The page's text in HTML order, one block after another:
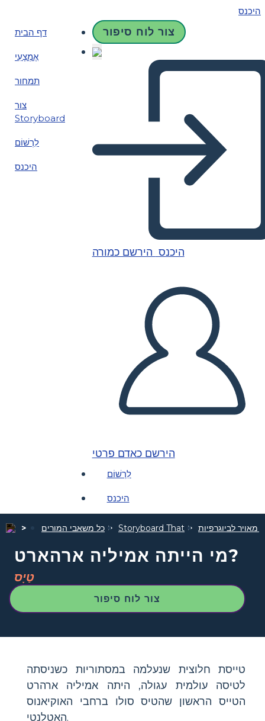
היכנס
דף הבית
אֶמְצָעִי
תמחור
צור
Storyboard
לִרְשׁוֹם
היכנס
צור לוח סיפור
היכנס הירשם כמורה
הירשם כאדם פרטי
לִרְשׁוֹם
היכנס
כל משאבי המורים Storyboard That מאויר לביוגרפיות
מי הייתה אמיליה ארהארט?
טַיָס
צור לוח סיפור
טייסת חלוצית שנעלמה במסתוריות כשניסתה
לטיסה עולמית עגולה, היתה אמיליה ארהרט
הטייס הראשון שהטיס סולו ברחבי האוקיאנוס
האטלנטי.